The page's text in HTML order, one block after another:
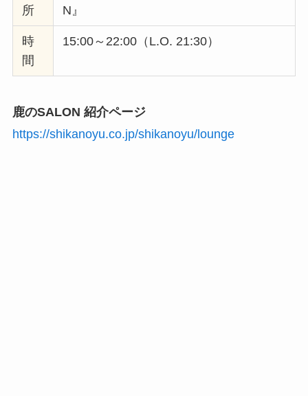
所
N』
時
間
15:00～22:00（L.O. 21:30）
鹿のSALON 紹介ページ
https://shikanoyu.co.jp/shikanoyu/lounge